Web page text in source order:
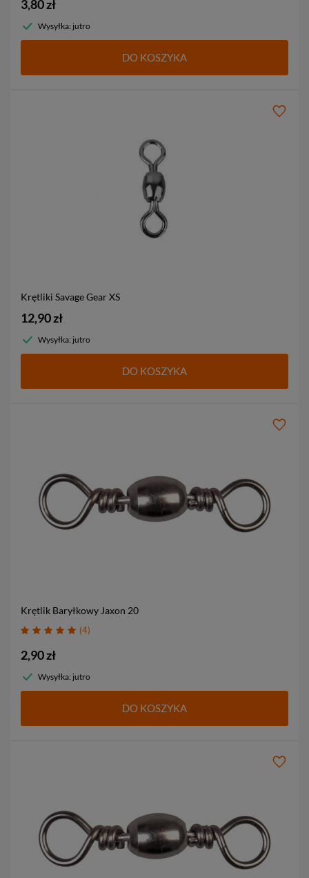
3,80 zł
Wysyłka: jutro
DO KOSZYKA
Krętliki Savage GearXS
12,90 zł
Wysyłka: jutro
DO KOSZYKA
Krętlik Baryłkowy Jaxon 20
4
2,90 zł
Wysyłka: jutro
DO KOSZYKA